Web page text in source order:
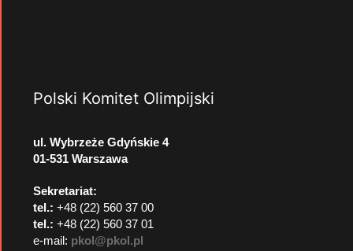
Polski Komitet Olimpijski
ul. Wybrzeże Gdyńskie 4
01-531 Warszawa
Sekretariat:
tel.: +48 (22) 560 37 00
tel.: +48 (22) 560 37 01
e-mail: pkol@pkol.pl